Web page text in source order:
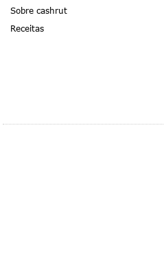
Sobre cashrut
Receitas